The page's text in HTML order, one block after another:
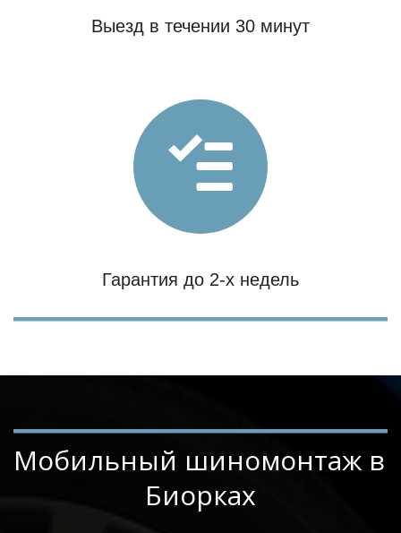
Выезд в течении 30 минут
Гарантия до 2-х недель
Мобильный шиномонтаж в
Биорках